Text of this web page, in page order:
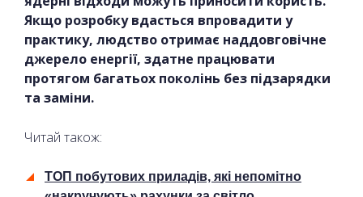
Якщо розробку вдасться впровадити у
практику, людство отримає наддовговічне
джерело енергії, здатне працювати
протягом багатьох поколінь без підзарядки
та заміни.
Читай також:
ТОП побутових приладів, які непомітно